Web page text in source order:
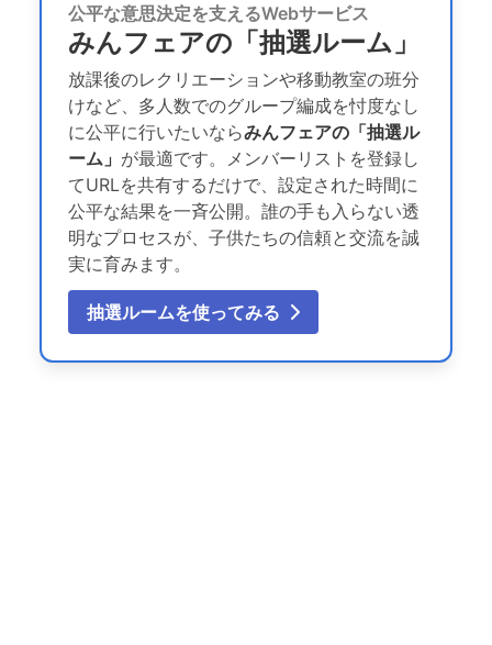
公平な意思決定を支えるWebサービス
みんフェアの「抽選ルーム」
放課後のレクリエーションや移動教室の班分
けなど、多人数でのグループ編成を忖度なし
に公平に行いたいならみんフェアの「抽選ル
ーム」 が最適です。メンバーリストを登録し
てURLを共有するだけで、設定された時間に
公平な結果を一斉公開。誰の手も入らない透
明なプロセスが、子供たちの信頼と交流を誠
実に育みます。
抽選ルームを使ってみる